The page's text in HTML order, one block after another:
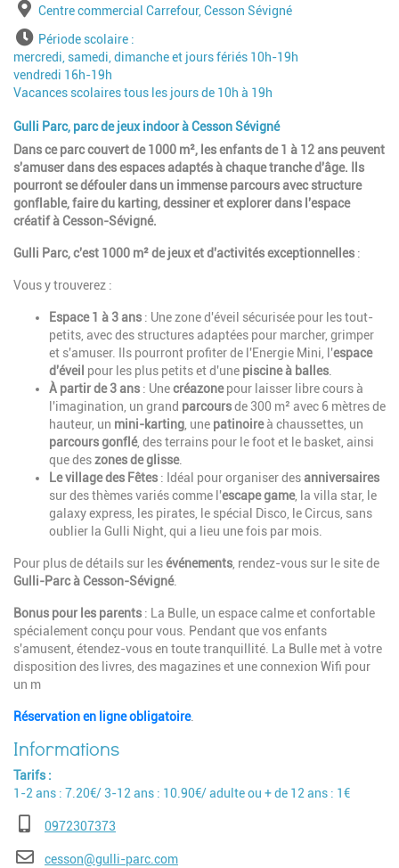
Lieu
Centre commercial Carrefour, Cesson Sévigné
HorairesPériode scolaire :
mercredi, samedi, dimanche et jours fériés 10h-19h
vendredi 16h-19h
Vacances scolaires tous les jours de 10h à 19h
Gulli Parc, parc de jeux indoor à Cesson Sévigné
Dans ce parc couvert de 1000 m², les enfants de 1 à 12 ans peuvent
s'amuser dans des espaces adaptés à chaque tranche d'âge. Ils
pourront se défouler dans un immense parcours avec structure
gonflable, faire du karting, dessiner et explorer dans l'espace
créatif à Cesson-Sévigné.
Gulli Parc, c'est 1000 m² de jeux et d'activités exceptionnelles :
Vous y trouverez :
Espace 1 à 3 ans : Une zone d'éveil sécurisée pour les tout-
petits, avec des structures adaptées pour marcher, grimper
et s'amuser. Ils pourront profiter de l'Energie Mini, l'espace
d'éveil pour les plus petits et d'une piscine à balles.
À partir de 3 ans : Unecréazonepour laisser libre cours à
l'imagination, un grand parcoursde 300 m² avec 6 mètres de
hauteur, un mini-karting, une patinoireà chaussettes, un
parcours gonflé, des terrains pour le foot et le basket, ainsi
que deszones de glisse.
Le village des Fêtes : Idéal pour organiser desanniversaires
sur des thèmes variés comme l'escape game, la villa star, le
galaxy express, les pirates, le spécial Disco, le Circus, sans
oublier la Gulli Night, qui a lieu une fois par mois.
Pour plus de détails sur lesévénements, rendez-vous sur le site de
Gulli-Parc à Cesson-Sévigné.
Bonus pour les parents : La Bulle, un espace calme et confortable
spécialement conçu pour vous. Pendant que vos enfants
s'amusent, étendez-vous en toute tranquillité. La Bulle met à votre
disposition des livres, des magazines et une connexion Wifi pour
un m
Réservation en ligne obligatoire.
Tarifs
1-2 ans : 7.20€/ 3-12 ans : 10.90€/ adulte ou + de 12 ans : 1€
Téléphone0972307373
E-mailcesson@gulli-parc.com